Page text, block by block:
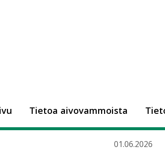
Tietoa aivovammoista
01.06.2026